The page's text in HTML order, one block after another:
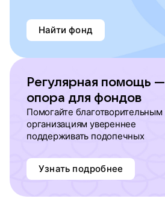
Найти фонд
Регулярная помощь —
опора для фондов
Помогайте благотворительным
организациям увереннее
поддерживать подопечных
Узнать подробнее